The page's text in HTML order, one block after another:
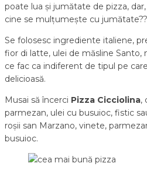
poate lua și jumătate de pizza,
cine se mulțumește cu jumătate??
Se folosesc ingrediente italiene,
fior di latte, ulei de măsline Santo,
ce fac ca indiferent de tipul pe
delicioasă.
Musai să încerci Pizza Cicciolina,
parmezan, ulei cu busuioc, fistic
roșii san Marzano, vinete,
busuioc.